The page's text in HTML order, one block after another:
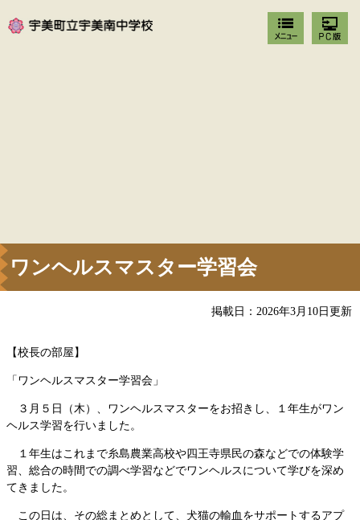
ワンヘルスマスター学習会
掲載日：2026年3月10日更新
【校長の部屋】
「ワンヘルスマスター学習会」
３月５日（木）、ワンヘルスマスターをお招きし、１年生がワン
ヘルス学習を行いました。
１年生はこれまで糸島農業高校や四王寺県民の森などでの体験学
習、総合の時間での調べ学習などでワンヘルスについて学びを深め
てきました。
この日は、その総まとめとして、犬猫の輸血をサポートするアプ